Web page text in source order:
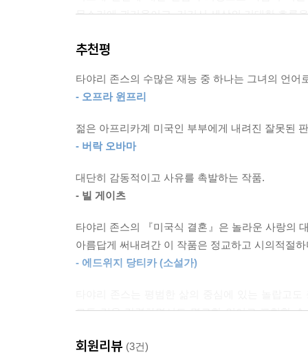
목소리에 귀기울이고, 거기서 세상의 거대한 흐름
지극히 보편적이고, 지극히 사적인 이 시대의 사랑
“나는 우리의 결혼생활이 섬세하게 짠 태피스
수선했다. 예쁘지만 분명히 다시 끊어질 비단실로
이야기의 문을 여는 것은 로이, 모든 흑인들의
완벽했던 것은 아니다. 로이는 바람둥이 기질을
셀레스철과 크고 작은 다툼이 끊이지 않았다.
커리어를 쌓아가는 중이었다. 대학교육을 받은 중
로이의 고향에서 함께 보낸 하룻밤 사이에 그 모
개인의 삶은 놓아버리고 ‘무고하게 감옥에 간 남
추천평
타야리 존스의 수많은 재능 중 하나는 그녀의 언어
- 오프라 윈프리
젊은 아프리카계 미국인 부부에게 내려진 잘못된
- 버락 오바마
대단히 감동적이고 사유를 촉발하는 작품.
- 빌 게이츠
타야리 존스의 『미국식 결혼』은 놀라운 사랑의
아름답게 써내려간 이 작품은 정교하고 시의적절
- 에드위지 당티카 (소설가)
모든 것을 강렬하면서도 명료한 언어로 표현할
- 마이클 셰이본 (소설가)
회원리뷰 (3건)